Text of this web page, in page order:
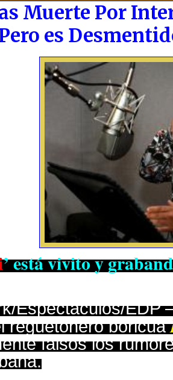
Muerte Por
es
’ está vivito y
Espectaculos/
reguetonero boricua
falsos los